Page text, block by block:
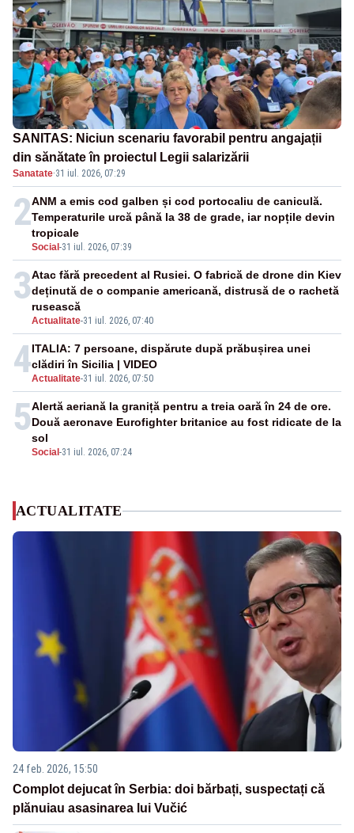
SANITAS: Niciun scenariu favorabil pentru angajații
din sănătate în proiectul Legii salarizării
Sanatate·31 iul. 2026, 07:29
2
Social -31 iul. 2026, 07:39
ANM a emis cod galben și cod portocaliu de caniculă.
Temperaturile urcă până la 38 de grade, iar nopțile devin
tropicale
3
Actualitate-31 iul. 2026, 07:40
Atac fără precedent al Rusiei. O fabrică de drone din Kiev
deținută de o companie americană, distrusă de o rachetă
rusească
4Actualitate-31 iul. 2026, 07:50
ITALIA: 7 persoane, dispărute după prăbușirea unei
clădiri în Sicilia | VIDEO
5
Social -31 iul. 2026, 07:24
Alertă aeriană la graniță pentru a treia oară în 24 de ore.
Două aeronave Eurofighter britanice au fost ridicate de la
sol
ACTUALITATE
24 feb. 2026, 15:50
Complot dejucat în Serbia: doi bărbați, suspectați că
plănuiau asasinarea lui Vučić